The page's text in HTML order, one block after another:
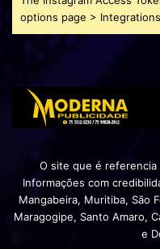
options page >
O site que é referencia
Informações com
Mangabeira, Muritiba, São
Maragogipe, Santo Amaro,
e